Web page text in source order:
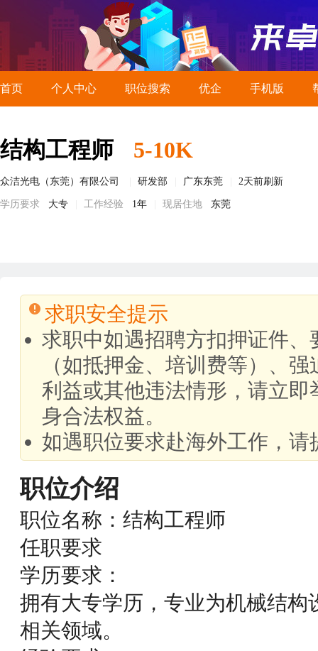
首页 个人中心 职位搜索 优企 手机版
结构工程师 5-10K
众洁光电（东莞）有限公司 研发部 广东东莞 2天前刷新
学历要求 大专 工作经验 1年 现居住地 东莞
求职安全提示
求职中如遇招聘方扣押证件
（如抵押金、培训费等）、
利益或其他违法情形，请立
身合法权益。
如遇职位要求赴海外工作，
职位介绍
职位名称：结构工程师
任职要求
学历要求：
拥有大专学历，专业为机械结
相关领域。